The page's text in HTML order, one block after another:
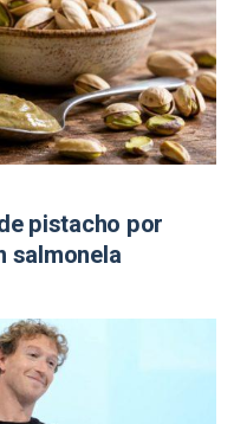
pistacho por
salmonela